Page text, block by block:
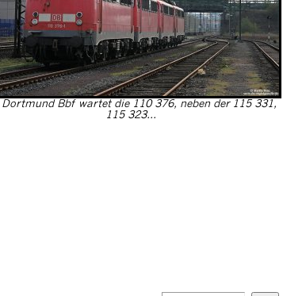
Bbf wartet die 110 376, neben der 115 331,
115 323...